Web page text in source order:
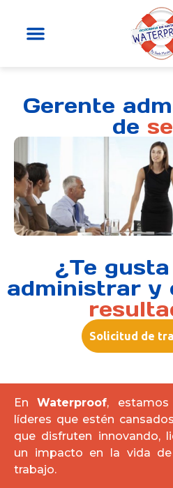
Gerente
de
¿Te
administrar y
Solicitud de
EnWaterproof,
líderes que estén
que disfruten innovando,
un impacto en la vida
trabajo.